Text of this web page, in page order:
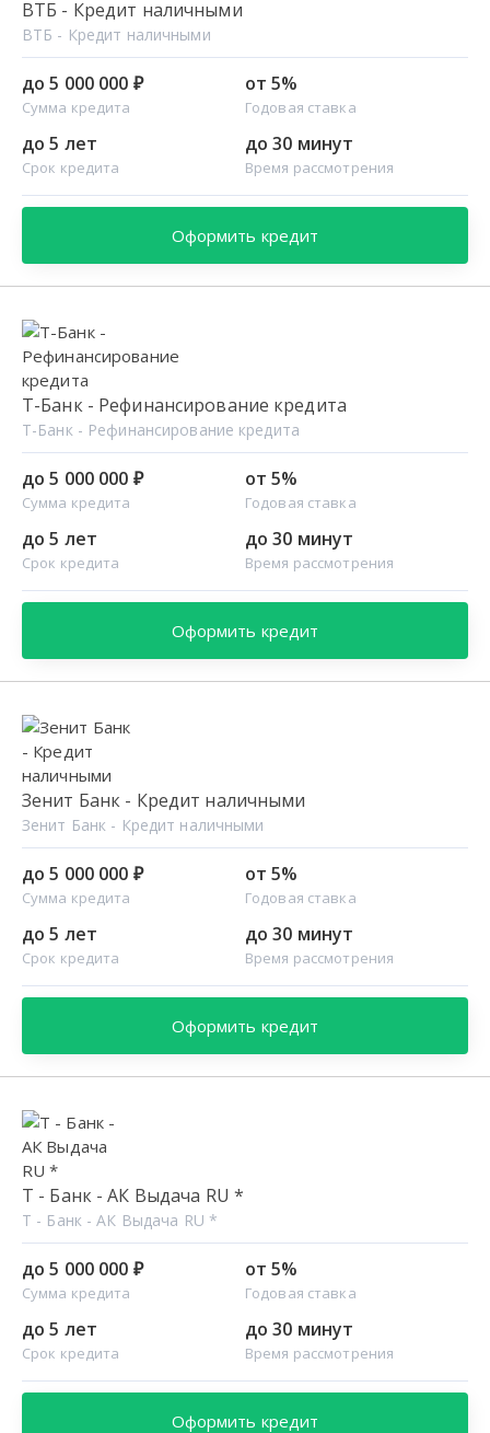
ВТБ - Кредит наличными
ВТБ - Кредит наличными
до 5 000 000 ₽
Сумма кредита
от 5%
Годовая ставка
до 5 лет
Срок кредита
до 30 минут
Время рассмотрения
Оформить кредит
Т-Банк - Рефинансирование кредита
Т-Банк - Рефинансирование кредита
до 5 000 000 ₽
Сумма кредита
от 5%
Годовая ставка
до 5 лет
Срок кредита
до 30 минут
Время рассмотрения
Оформить кредит
Зенит Банк - Кредит наличными
Зенит Банк - Кредит наличными
до 5 000 000 ₽
Сумма кредита
от 5%
Годовая ставка
до 5 лет
Срок кредита
до 30 минут
Время рассмотрения
Оформить кредит
Т - Банк - АК Выдача RU *
Т - Банк - АК Выдача RU *
до 5 000 000 ₽
Сумма кредита
от 5%
Годовая ставка
до 5 лет
Срок кредита
до 30 минут
Время рассмотрения
Оформить кредит